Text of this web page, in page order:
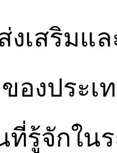
งเสริมแ
องประ
ที่รู้จักใน